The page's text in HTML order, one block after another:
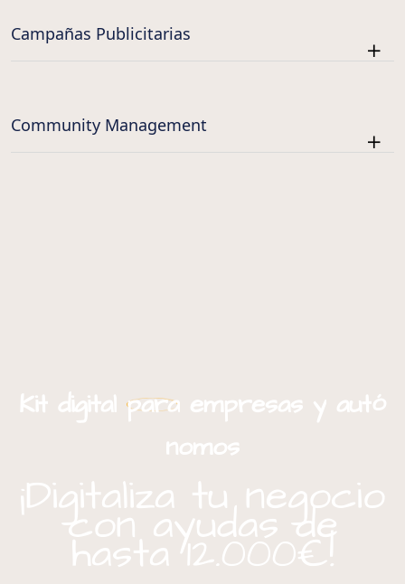
Campañas Publicitarias
Community Management
Kit digital para empresas y autó
nomos
¡Digitaliza tu negocio
con ayudas de
hasta 12.000€!